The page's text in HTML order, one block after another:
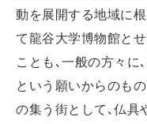
動を展開する地域に
て龍谷大学博物館と
ことも､一般の方々に
という願いからのも
の集う街として､仏具